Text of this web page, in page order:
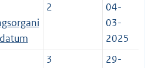
2
04-
03-
2025
3
29-